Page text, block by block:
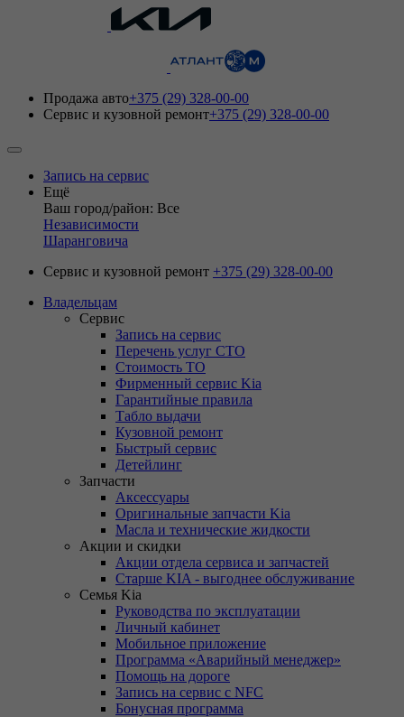
Продажа авто+375 (29) 328-00-00
Сервис и кузовной ремонт+375 (29) 328-00-00
Запись на сервис
Ещё
Ваш город/район: Все
Независимости
Шаранговича
Сервис и кузовной ремонт +375 (29) 328-00-00
Владельцам
Сервис
Запись на сервис
Перечень услуг СТО
Стоимость ТО
Фирменный сервис Kia
Гарантийные правила
Табло выдачи
Кузовной ремонт
Быстрый сервис
Детейлинг
Запчасти
Аксессуары
Оригинальные запчасти Kia
Масла и технические жидкости
Акции и скидки
Акции отдела сервиса и запчастей
Старше KIA - выгоднее обслуживание
Семья Kia
Руководства по эксплуатации
Личный кабинет
Мобильное приложение
Программа «Аварийный менеджер»
Помощь на дороге
Запись на сервис с NFC
Бонусная программа